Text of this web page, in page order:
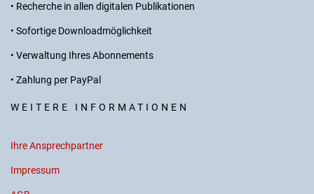
• Recherche in allen digitalen Publikationen
• Sofortige Downloadmöglichkeit
• Verwaltung Ihres Abonnements
• Zahlung per PayPal
WEITERE INFORMATIONEN
Ihre Ansprechpartner
Impressum